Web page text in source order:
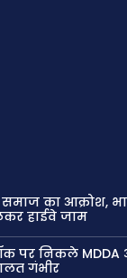
का आक्रोश,
हाईवे जाम
पर निकले MDDA
गंभीर